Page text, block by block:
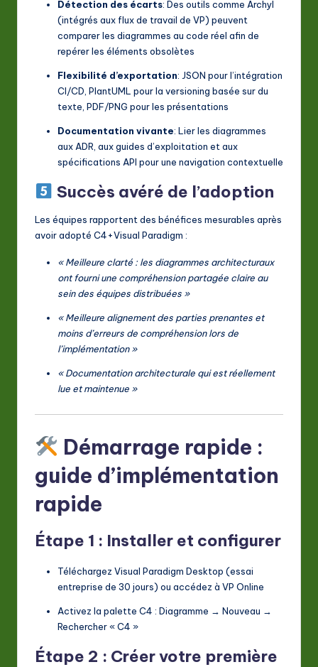
Détection des écarts: Des outils comme Archyl
(intégrés aux flux de travail de VP) peuvent
comparer les diagrammes au code réel afin de
repérer les éléments obsolètes
Flexibilité d’exportation: JSON pour l’intégration
CI/CD, PlantUML pour la versioning basée sur du
texte, PDF/PNG pour les présentations
Documentation vivante: Lier les diagrammes
aux ADR, aux guides d’exploitation et aux
spécifications API pour une navigation contextuelle
Succès avéré de l’adoption
Les équipes rapportent des bénéfices mesurables après
avoir adopté C4+Visual Paradigm :
« Meilleure clarté : les diagrammes architecturaux
ont fourni une compréhension partagée claire au
sein des équipes distribuées »
« Meilleure alignement des parties prenantes et
moins d’erreurs de compréhension lors de
l’implémentation »
« Documentation architecturale qui est réellement
lue et maintenue »
Démarrage rapide :
guide d’implémentation
rapide
Étape 1 : Installer et configurer
Téléchargez Visual Paradigm Desktop (essai
entreprise de 30 jours) ou accédez à VP Online
Activez la palette C4 : Diagramme → Nouveau →
Rechercher « C4 »
Étape 2 : Créer votre première